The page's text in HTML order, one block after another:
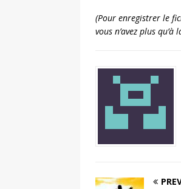
(Pour enregistrer le
vous n’avez plus